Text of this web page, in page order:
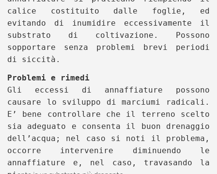
calice costituito dalle foglie, ed
evitando di inumidire eccessivamente il
substrato di coltivazione. Possono
sopportare senza problemi brevi periodi
di siccità.
Problemi e rimedi
Gli eccessi di annaffiature possono
causare lo sviluppo di marciumi radicali.
E’ bene controllare che il terreno scelto
sia adeguato e consenta il buon drenaggio
dell’acqua; nel caso si noti il problema,
occorre intervenire diminuendo le
annaffiature e, nel caso, travasando la